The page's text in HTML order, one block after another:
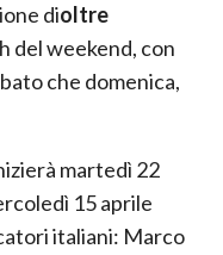
dioltre
del weekend, con
che domenica,
martedì 22
15 aprile
italiani: Marco